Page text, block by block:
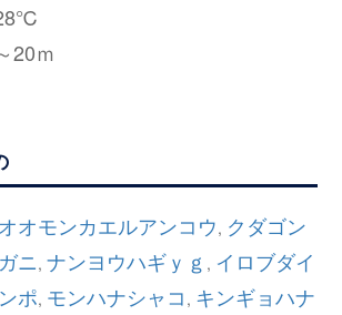
20ｍ
オオモンカエルアンコウ, クダゴン
ニ,ナンヨウハギｙｇ , イロブダイ
ポ, モンハナシャコ , キンギョハナ